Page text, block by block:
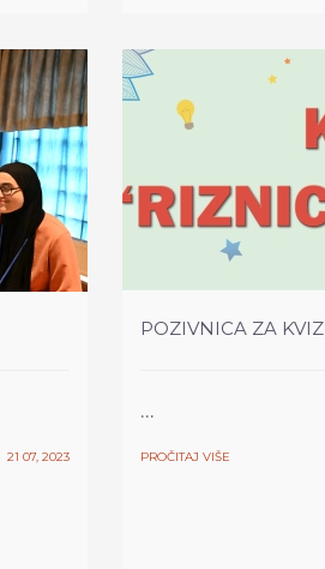
21 07, 2023
POZIVNICA ZA KVIZ
...
PROČITAJ VIŠE